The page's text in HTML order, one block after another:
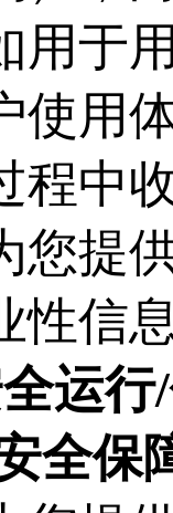
用于
使用
程中
您提
性信
运行
全保